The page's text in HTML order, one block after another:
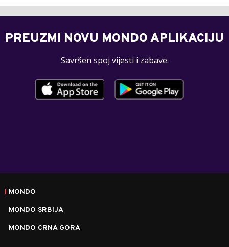
PREUZMI NOVU MONDO APLIKACIJU
Savršen spoj vijesti i zabave.
MONDO
MONDO SRBIJA
MONDO CRNA GORA